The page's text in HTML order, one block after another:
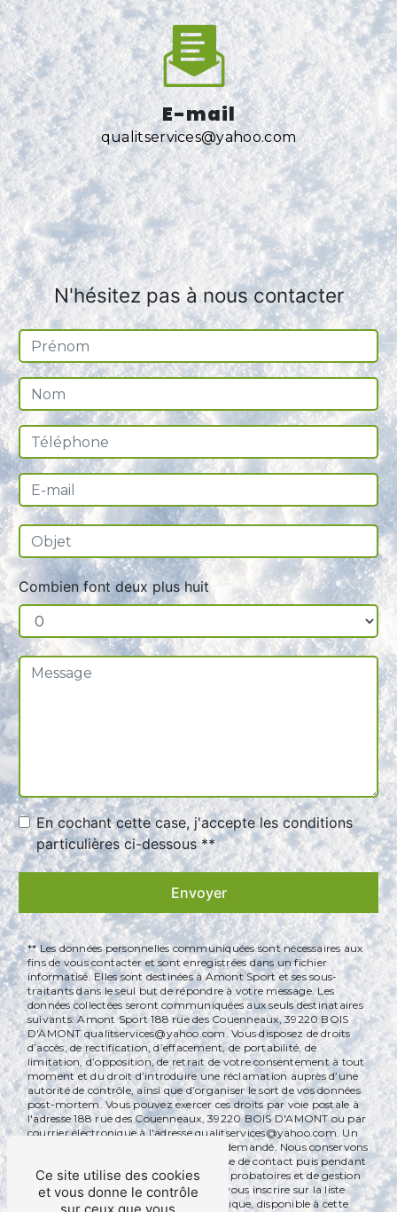
E-mail
qualitservices@yahoo.com
N'hésitez pas à nous contacter
Combien font deux plus huit
En cochant cette case, j'accepte les conditions
particulières ci-dessous **
Envoyer
** Les données personnelles communiquées sont nécessaires aux
fins de vous contacter et sont enregistrées dans un fichier
informatisé. Elles sont destinées à Amont Sport et ses sous-
traitants dans le seul but de répondre à votre message. Les
données collectées seront communiquées aux seuls destinataires
suivants: Amont Sport 188 rue des Couenneaux, 39220 BOIS
D'AMONT qualitservices@yahoo.com. Vous disposez de droits
d’accès, de rectification, d’effacement, de portabilité, de
limitation, d’opposition, de retrait de votre consentement à tout
moment et du droit d’introduire une réclamation auprès d’une
autorité de contrôle, ainsi que d’organiser le sort de vos données
post-mortem. Vous pouvez exercer ces droits par voie postale à
l'adresse 188 rue des Couenneaux, 39220 BOIS D'AMONT ou par
courrier électronique à l'adresse qualitservices@yahoo.com. Un
justificatif d'identité pourra vous être demandé. Nous conservons
vos données pendant la période de prise de contact puis pendant
la durée de prescription légale aux fins probatoires et de gestion
des contentieux. Vous avez le droit de vous inscrire sur la liste
d'opposition au démarchage téléphonique, disponible à cette
Ce site utilise des cookies
et vous donne le contrôle